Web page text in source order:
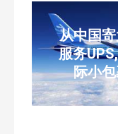
从中国
服务
际小